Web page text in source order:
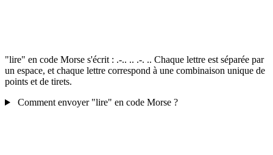
"lire" en code Morse s'écrit : .-.. .. .-. .. Chaque lettre est séparée par
un espace, et chaque lettre correspond à une combinaison unique de
points et de tirets.
Comment envoyer "lire" en code Morse ?